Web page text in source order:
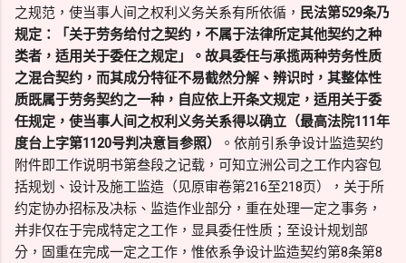
之规范，使当事人间之权利义务关系有所依循， 民法第529条乃
规定：「关于劳务给付之契约，不属于法律所定其他契约之种
类者，适用关于委任之规定」。故具委任与承揽两种劳务性质
之混合契约，而其成分特征不易截然分解、辨识时，其整体性
质既属于劳务契约之一种，自应依上开条文规定，适用关于委
任规定，使当事人间之权利义务关系得以确立（最高法院111年
度台上字第1120号判决意旨参照）
。依前引系争设计监造契约
附件即工作说明书第叁段之记载，可知立洲公司之工作内容包
括规划、设计及施工监造（见原审卷第216至218页），关于所
约定协办招标及决标、监造作业部分，重在处理一定之事务，
并非仅在于完成特定之工作，显具委任性质；至设计规划部
分，固重在完成一定之工作，惟依系争设计监造契约第8条第8